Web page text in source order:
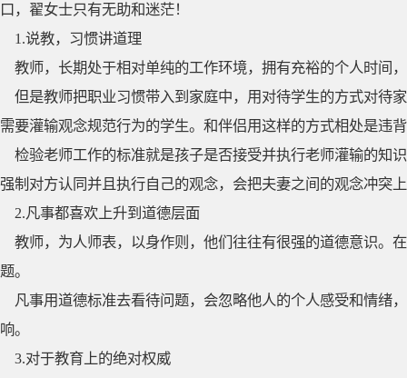
口，翟女士只有无助和迷茫！
1.说教，习惯讲道理
教师，长期处于相对单纯的工作环境，拥有充裕的个人时间
但是教师把职业习惯带入到家庭中，用对待学生的方式对待
需要灌输观念规范行为的学生。和伴侣用这样的方式相处是违
检验老师工作的标准就是孩子是否接受并执行老师灌输的知
强制对方认同并且执行自己的观念，会把夫妻之间的观念冲突
2.凡事都喜欢上升到道德层面
教师，为人师表，以身作则，他们往往有很强的道德意识。
题。
凡事用道德标准去看待问题，会忽略他人的个人感受和情绪
响。
3.对于教育上的绝对权威